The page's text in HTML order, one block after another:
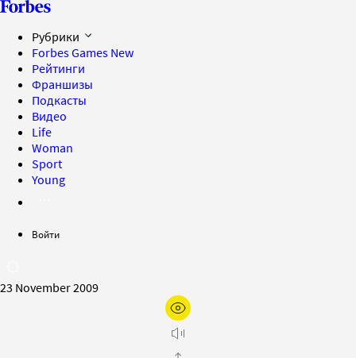
Рубрики
Forbes Games New
Рейтинги
Франшизы
Подкасты
Видео
Life
Woman
Sport
Young
Войти
23 November 2009